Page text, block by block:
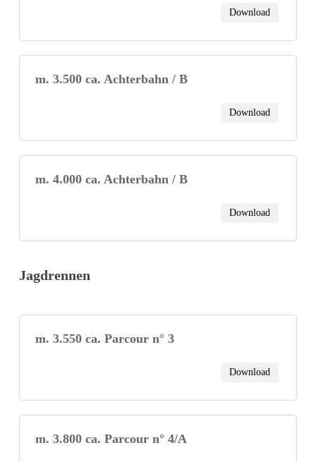
Download
m. 3.500 ca. Achterbahn / B
Download
m. 4.000 ca. Achterbahn / B
Download
Jagdrennen
m. 3.550 ca. Parcour n° 3
Download
m. 3.800 ca. Parcour n° 4/A